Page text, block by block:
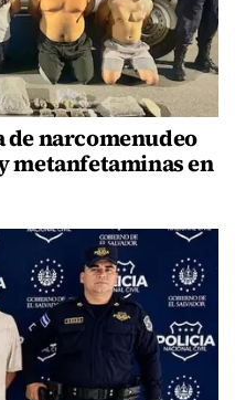
narcomenudeo
metanfetaminas en